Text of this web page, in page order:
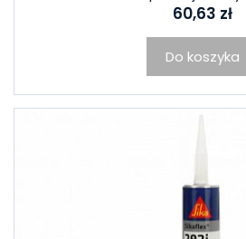
60,63 zł
Do koszyka